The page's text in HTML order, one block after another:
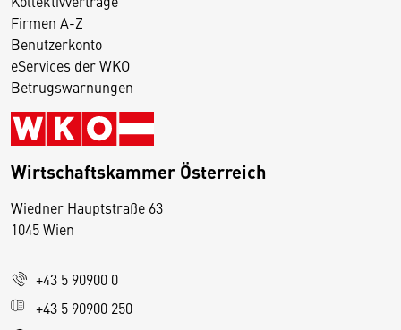
Firmen A-Z
Benutzerkonto
eServices der WKO
Betrugswarnungen
Wirtschaftskammer Österreich
Wiedner Hauptstraße 63
1045 Wien
+43 5 90900 0
+43 5 90900 250
D
s
e